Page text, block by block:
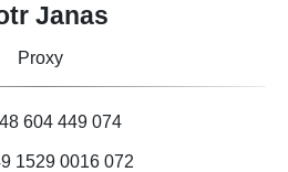
Janas
Proxy
604 449 074
1529 0016 072